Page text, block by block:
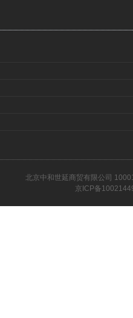
北京中和世延商贸有限公司
京ICP备